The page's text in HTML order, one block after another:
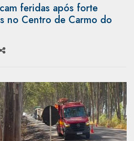
feridas após forte
no Centro de Carmo do